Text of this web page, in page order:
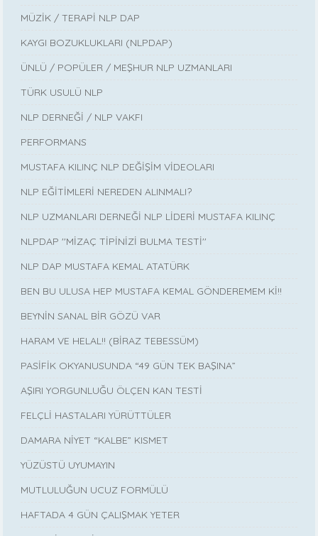
MÜZİK / TERAPİ NLP DAP
KAYGI BOZUKLUKLARI (NLPDAP)
ÜNLÜ / POPÜLER / MEŞHUR NLP UZMANLARI
TÜRK USULÜ NLP
NLP DERNEĞİ / NLP VAKFI
PERFORMANS
MUSTAFA KILINÇ NLP DEĞİŞİM VİDEOLARI
NLP EĞİTİMLERİ NEREDEN ALINMALI?
NLP UZMANLARI DERNEĞİ NLP LİDERİ MUSTAFA KILINÇ
NLPDAP ''MİZAÇ TİPİNİZİ BULMA TESTİ''
NLP DAP MUSTAFA KEMAL ATATÜRK
BEN BU ULUSA HEP MUSTAFA KEMAL GÖNDEREMEM Kİ!!
BEYNİN SANAL BİR GÖZÜ VAR
HARAM VE HELAL!! (BİRAZ TEBESSÜM)
PASİFİK OKYANUSUNDA “49 GÜN TEK BAŞINA”
AŞIRI YORGUNLUĞU ÖLÇEN KAN TESTİ
FELÇLİ HASTALARI YÜRÜTTÜLER
DAMARA NİYET “KALBE” KISMET
YÜZÜSTÜ UYUMAYIN
MUTLULUĞUN UCUZ FORMÜLÜ
HAFTADA 4 GÜN ÇALIŞMAK YETER